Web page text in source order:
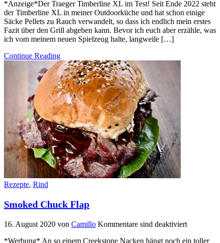
*Anzeige*Der Traeger Timberline XL im Test! Seit Ende 2022 steht
der Timberline XL in meiner Outdoorküche und hat schon einige
Säcke Pellets zu Rauch verwandelt, so dass ich endlich mein erstes
Fazit über den Grill abgeben kann. Bevor ich euch aber erzähle, was
ich vom meinem neuen Spielzeug halte, langweile […]
Continue Reading
Rezepte, Rind
Smoked Chuck Flap
16. August 2020 von Camillo Kommentare sind deaktiviert
*Werbung* An so einem Creekstone Nacken hängt noch ein toller